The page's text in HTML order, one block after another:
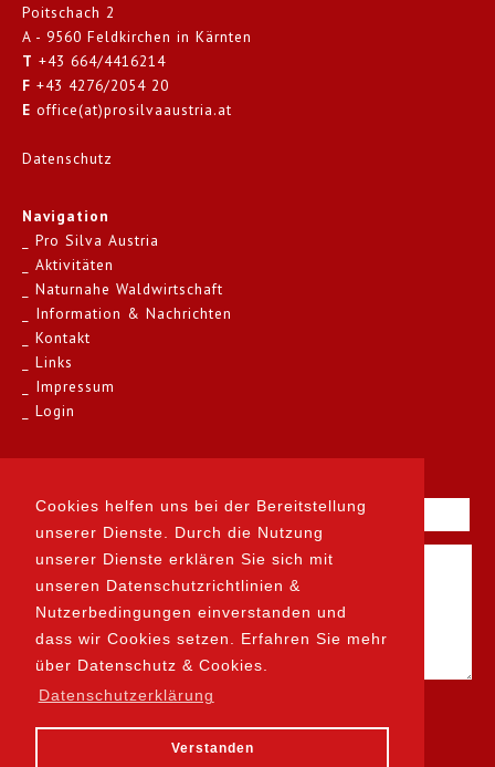
Cookies helfen uns bei der Bereitstellung
unserer Dienste. Durch die Nutzung
unserer Dienste erklären Sie sich mit
unseren Datenschutzrichtlinien &
Nutzerbedingungen einverstanden und
dass wir Cookies setzen. Erfahren Sie mehr
über Datenschutz & Cookies.
Datenschutzerklärung
Verstanden
Poitschach 2
A - 9560 Feldkirchen in Kärnten
T +43 664/4416214
F +43 4276/2054 20
E office(at)prosilvaaustria.at
Datenschutz
Navigation
Pro Silva Austria
Aktivitäten
Naturnahe Waldwirtschaft
Information & Nachrichten
Kontakt
Links
Impressum
Login
designed by prodesign